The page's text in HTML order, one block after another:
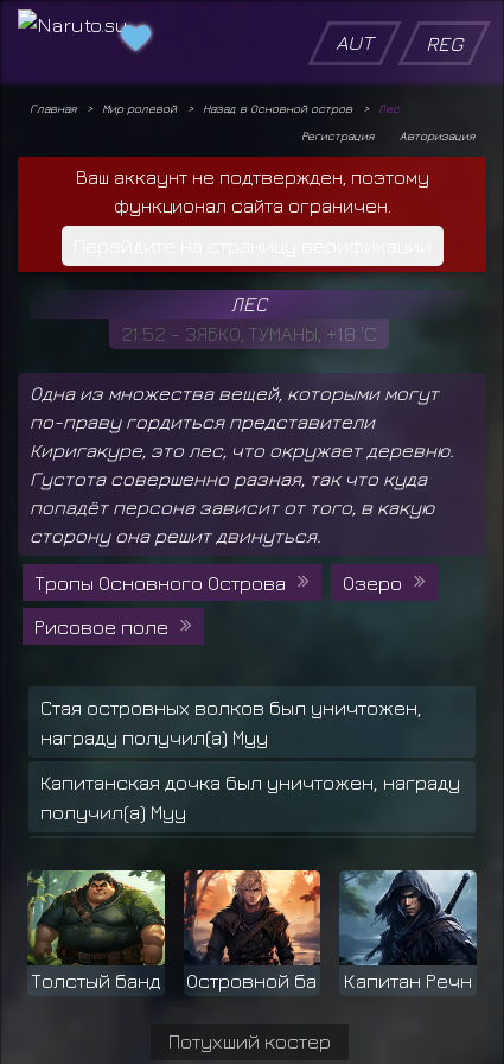
AUT REG
Главная Мир ролевой Назад в Основной остров
Лес
Авторизация
Регистрация
Ваш аккаунт не подтвержден, поэтому
функционал сайта ограничен.
ЛЕС
21:52 - ЗЯБКО, ТУМАНЫ, +18 'C
Одна из множества вещей, которыми могут
по-праву гордиться представители
Киригакуре, это лес, что окружает деревню.
Густота совершенно разная, так что куда
попадёт персона зависит от того, в какую
сторону она решит двинуться.
Тропы Основного Острова
Озеро
Рисовое поле
Стая островных волков был уничтожен,
награду получил(а) Муу
Капитанская дочка был уничтожен, награду
получил(а) Муу
получил(а) Муу
Сандайме ЭйзабираетЕда: Данго (*3)
Сандайме Эй забираетЕда: Данго (*3)
Толстый банд Островной ба Капитан Речн
Потухший костер